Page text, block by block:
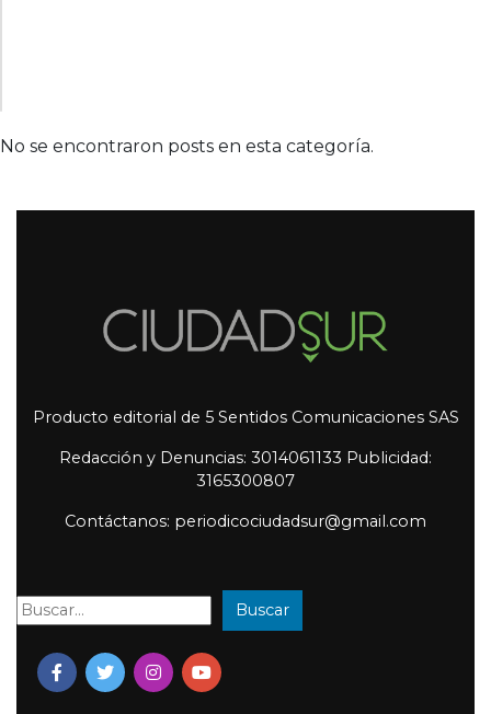
No se encontraron posts en esta categoría.
Producto editorial de 5 Sentidos Comunicaciones SAS
Redacción y Denuncias: 3014061133 Publicidad:
3165300807
Contáctanos: periodicociudadsur@gmail.com
Buscar: Buscar